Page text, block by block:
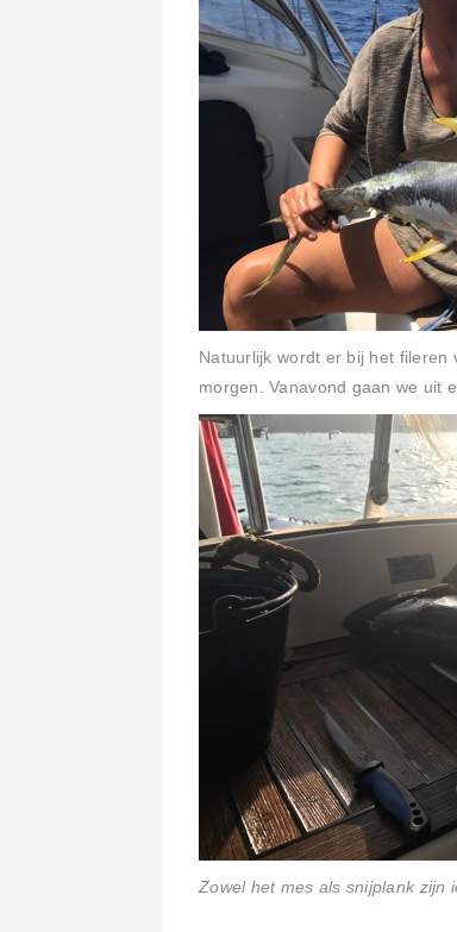
Natuurlijk wordt er bij het
morgen. Vanavond gaan we uit
Zowel het mes als snijplank zijn